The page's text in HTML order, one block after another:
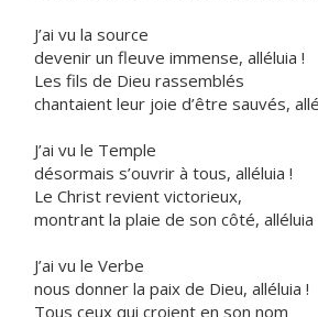
J’ai vu la source
devenir un fleuve immense, alléluia !
Les fils de Dieu rassemblés
chantaient leur joie d’être sauvés,
J’ai vu le Temple
désormais s’ouvrir à tous, alléluia !
Le Christ revient victorieux,
montrant la plaie de son côté, alléluia
J’ai vu le Verbe
nous donner la paix de Dieu, alléluia !
Tous ceux qui croient en son nom